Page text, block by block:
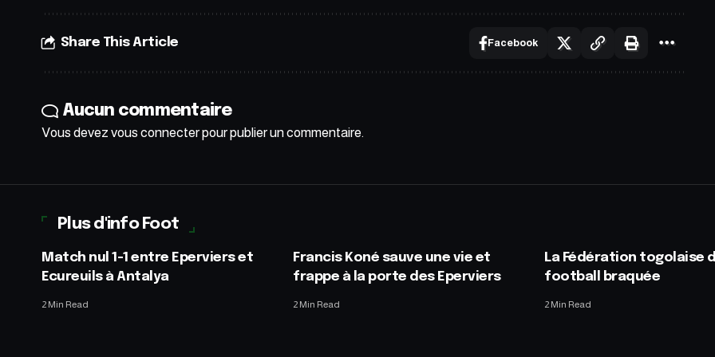
Share This Article Facebook
Aucun commentaire
Vous devez vous connecterpour publier un commentaire.
Plus d'info Foot
Match nul 1-1 entre Eperviers et
Ecureuils à Antalya
2 Min Read
Francis Koné sauve une vie et
frappe à la porte des Eperviers
2 Min Read
La Fédération togolaise
football braquée
2 Min Read